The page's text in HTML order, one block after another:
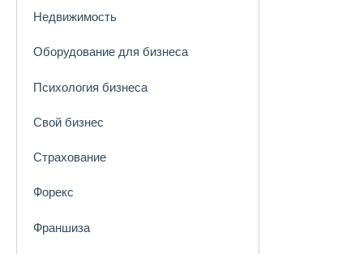
Недвижимость
Оборудование для бизнеса
Психология бизнеса
Свой бизнес
Страхование
Форекс
Франшиза